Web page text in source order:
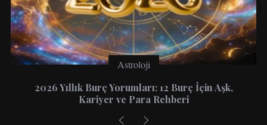
Astroloji
2026 Yıllık Burç Yorumları: 12 Burç İçin Aşk,
Kariyer ve Para Rehberi